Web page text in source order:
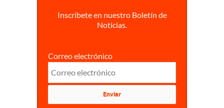
Inscríbete en nuestro Boletín de
Noticias.
Correo electrónico